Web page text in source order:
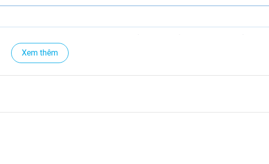
nhất trên thị trường từ trước đến nay. Không phải nói quá khi nói rằng mọi sinh viên ở
nhiều thập kỷ quam hãng đã không ngừng đa dạng hóa những sản phẩm của mình, với
dùng. Trên thực tế, Tombow là một trong năm nhà sản xuất sản phẩm văn phòng hàng
Xem thêm